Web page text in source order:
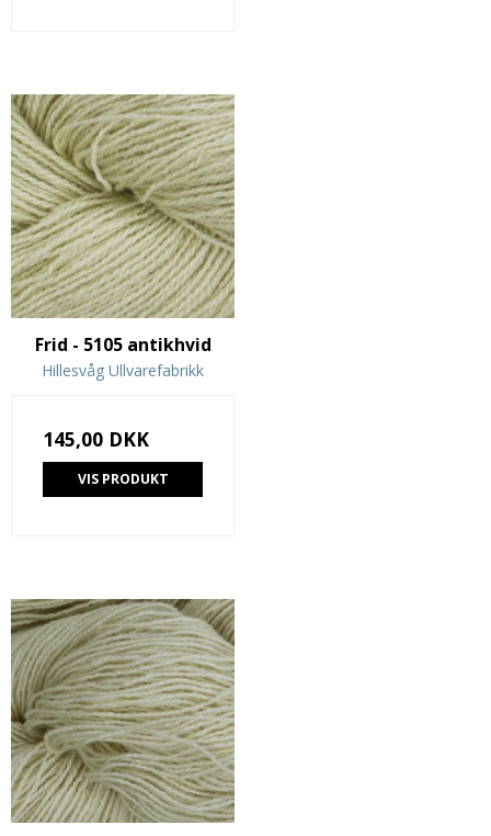
Frid - 5105 antikhvid
Hillesvåg Ullvarefabrikk
145,00 DKK
VIS PRODUKT